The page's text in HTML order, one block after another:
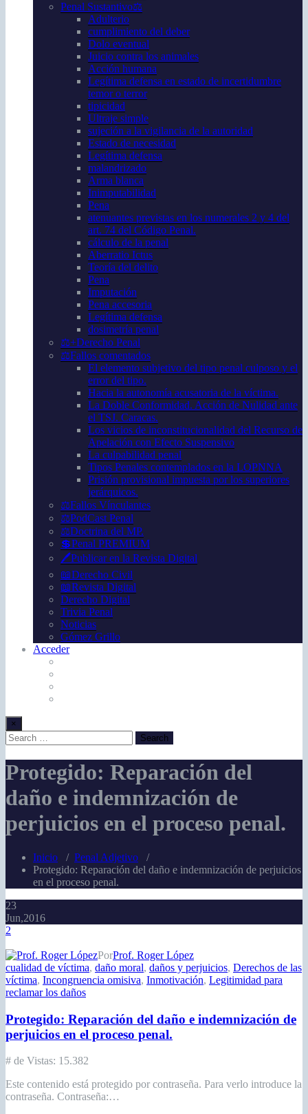
Penal Sustantivo⚖️
Adulterio
cumplimiento del deber
Dolo eventual
Juicio contra los animales
Acción humana
Legítima defensa en estado de incertidumbre
temor o terror
tipicidad
Ultraje simple
sujeción a la vigilancia de la autoridad
Estado de necesidad
Legítima defensa
malandrizado
Arma blanca
Inimputabilidad
Pena
atenuantes previstas en los numerales 2 y 4 del
art. 74 del Código Penal.
cálculo de la penal
Aberratio Ictus
Teoría del delito
Pena
Imputación
Pena accesoria
Legítima defensa
dosimetría penal
⚖️+Derecho Penal
⚖️Fallos comentados
El elemento subjetivo del tipo penal culposo y el
error del tipo.
Hacia la autonomía acusatoria de la víctima.
La Doble Conformidad. Acción de Nulidad ante
el TSJ. Caracas.
Los vicios de inconstitucionalidad del Recurso de
Apelación con Efecto Suspensivo
La culpabilidad penal
Tipos Penales contemplados en la LOPNNA
Prisión provisional impuesta por los superiores
jerárquicos.
⚖️Fallos Vínculantes
⚖️PodCast Penal
⚖️Doctrina del MP.
💲Penal PREMIUM
🖊️Publicar en la Revista Digital
📖Derecho Civil
📖Revista Digital
Derecho Digital
Trivia Penal
Noticias
Gómez Grillo
Acceder
×
Protegido: Reparación del
daño e indemnización de
perjuicios en el proceso penal.
Inicio / Penal Adjetivo /
Protegido: Reparación del daño e indemnización de perjuicios
en el proceso penal.
23
Jun,2016
2
PorProf. Roger López
cualidad de víctima, daño moral, daños y perjuicios, Derechos de las
víctima, Incongruencia omisiva, Inmotivación, Legitimidad para
reclamar los daños
Protegido: Reparación del daño e indemnización de
perjuicios en el proceso penal.
# de Vistas: 15.382
Este contenido está protegido por contraseña. Para verlo introduce la
contraseña. Contraseña:…